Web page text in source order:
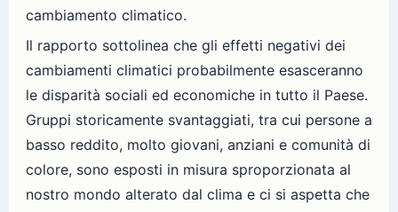
cambiamento climatico.
Il rapporto sottolinea che gli effetti negativi dei
cambiamenti climatici probabilmente esasceranno
le disparità sociali ed economiche in tutto il Paese.
Gruppi storicamente svantaggiati, tra cui persone a
basso reddito, molto giovani, anziani e comunità di
colore, sono esposti in misura sproporzionata al
nostro mondo alterato dal clima e ci si aspetta che